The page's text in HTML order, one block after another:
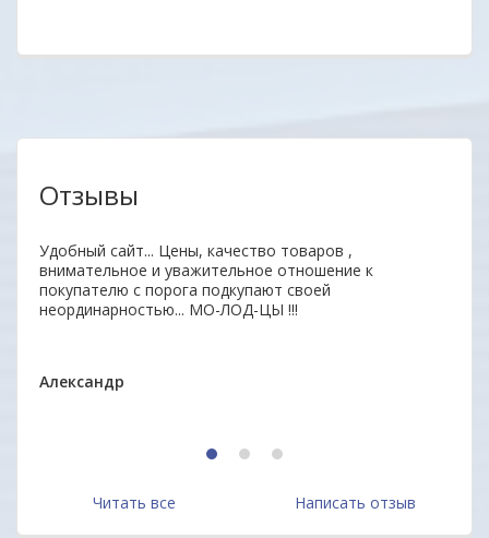
Отзывы
Удобный сайт... Цены, качество товаров ,
внимательное и уважительное отношение к
покупателю с порога подкупают своей
неординарностью... МО-ЛОД-ЦЫ !!!
Александр
1 2 3
Читать все Написать отзыв